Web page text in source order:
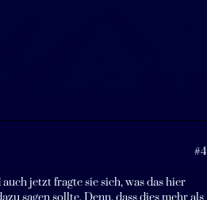
jetzt fragte sie sich, was das hier